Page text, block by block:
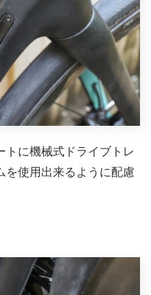
トに機械式ドライブトレ
を使用出来るように配慮